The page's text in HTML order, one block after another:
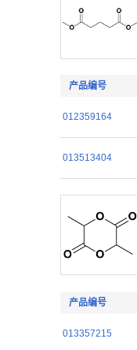
产品编号
012359164
013513404
产品编号
013357215